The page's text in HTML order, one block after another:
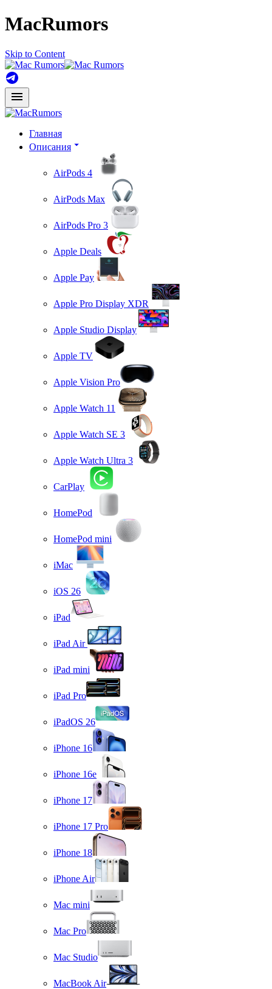
MacRumors
Skip to Content
Главная
Описания
AirPods 4
AirPods Max
AirPods Pro 3
Apple Deals
Apple Pay
Apple Pro Display XDR
Apple Studio Display
Apple TV
Apple Vision Pro
Apple Watch 11
Apple Watch SE 3
Apple Watch Ultra 3
CarPlay
HomePod
HomePod mini
iMac
iOS 26
iPad
iPad Air
iPad mini
iPad Pro
iPadOS 26
iPhone 16
iPhone 16e
iPhone 17
iPhone 17 Pro
iPhone 18
iPhone Air
Mac mini
Mac Pro
Mac Studio
MacBook Air